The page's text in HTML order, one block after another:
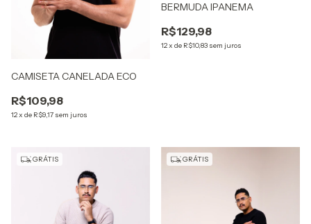
CAMISETA CANELADA ECO
R$109,98
12x de R$9,17 sem juros
BERMUDA IPANEMA
R$129,98
12x de R$10,83 sem juros
GRÁTIS GRÁTIS